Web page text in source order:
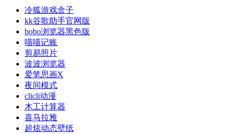
冷狐游戏盒子
kk谷歌助手官网版
bobo浏览器黑色版
喵喵记账
剪易照片
波波浏览器
爱笔思画X
夜间模式
clicli动漫
木工计算器
喜马拉雅
超炫动态壁纸